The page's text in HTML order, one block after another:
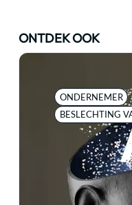
ONTDEK OOK
ONDERNEMER
BESLECHTING
GESCHILLEN